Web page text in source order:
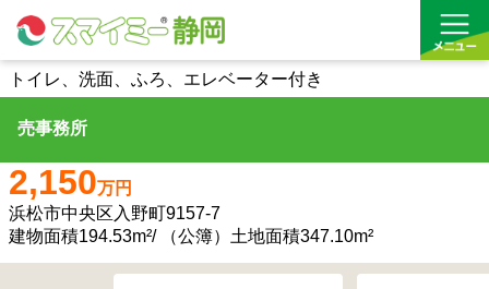
借りる
買う
お気に入り
トイレ、洗面、ふろ、エレベーター付き
売事務所
2,150万円
浜松市中央区入野町9157-7
建物面積194.53m²/ （公簿）土地面積347.10m²